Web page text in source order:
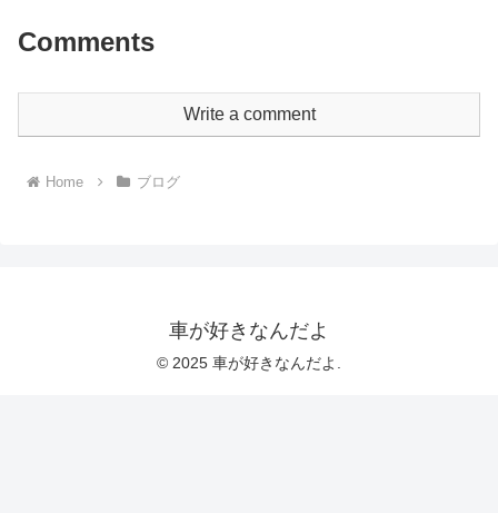
Comments
Write a comment
Home ブログ
車が好きなんだよ
© 2025 車が好きなんだよ.